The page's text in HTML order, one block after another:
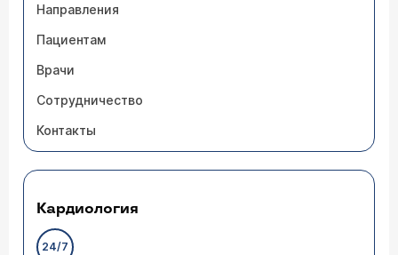
Направления
Пациентам
Врачи
Сотрудничество
Контакты
Кардиология
24/7